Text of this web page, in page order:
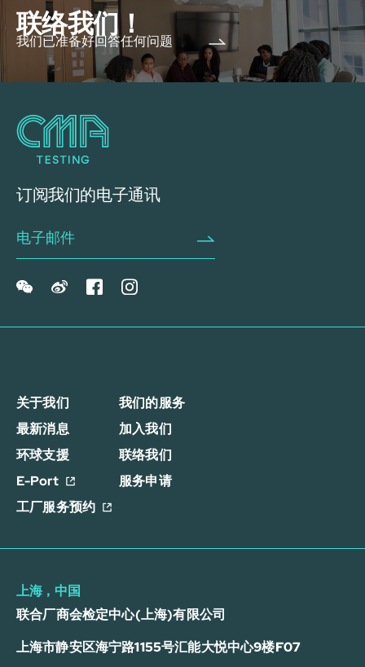
联络我们！
我们已准备好回答任何问题
订阅我们的电子通讯
关于我们
我们的服务
最新消息
加入我们
环球支援
联络我们
E-Port
服务申请
工厂服务预约
上海，中国
联合厂商会检定中心(上海)有限公司
上海市静安区海宁路1155号汇能大悦中心9楼F07